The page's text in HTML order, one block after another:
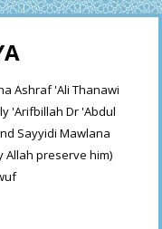
Ashraf 'Ali Thanawi
'Arifbillah Dr 'Abdul
Sayyidi Mawlana
Allah preserve him)